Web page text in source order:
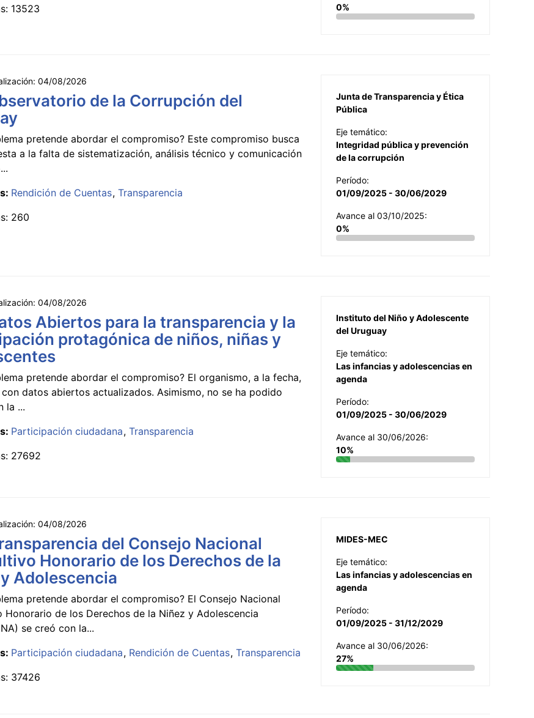
13523
0%
04/08/2026
de la Corrupción del
pretende abordar el compromiso? Este compromiso busca
a la falta de sistematización, análisis técnico y comunicación
Rendición de Cuentas Transparencia
260
Junta de Transparencia y Ética
Pública
Eje temático:
Integridad pública y prevención
de la corrupción
Período:
01/09/2025 - 30/06/2029
Avance al 03/10/2025:
0%
04/08/2026
Abiertos para la transparencia y la
protagónica de niños, niñas y
pretende abordar el compromiso? El organismo, a la fecha,
datos abiertos actualizados. Asimismo, no se ha podido
la ...
Participación ciudadana Transparencia
27692
Instituto del Niño y Adolescente
del Uruguay
Eje temático:
Las infancias y adolescencias en
agenda
Período:
01/09/2025 - 30/06/2029
Avance al 30/06/2026:
10%
04/08/2026
del Consejo Nacional
Honorario de los Derechos de la
Adolescencia
pretende abordar el compromiso? El Consejo Nacional
Honorario de los Derechos de la Niñez y Adolescencia
se creó con la...
Participación ciudadana Rendición de Cuentas Transparencia
37426
MIDES-MEC
Eje temático:
Las infancias y adolescencias en
agenda
Período:
01/09/2025 - 31/12/2029
Avance al 30/06/2026:
27%